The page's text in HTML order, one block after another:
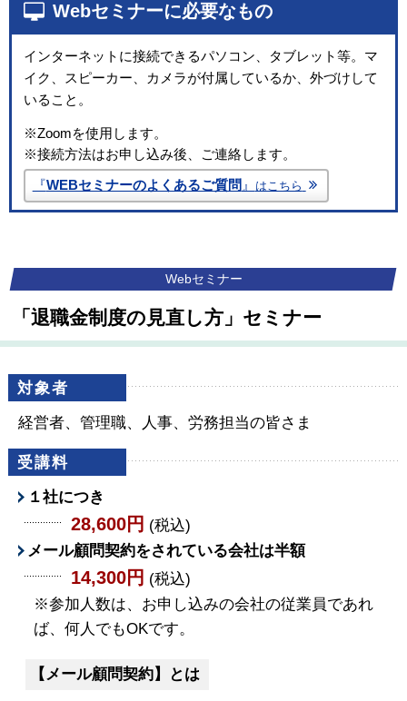
Webセミナーに必要なもの
インターネットに接続できるパソコン、タブレット等。マ
イク、スピーカー、カメラが付属しているか、外づけして
いること。
※Zoomを使用します。
※接続方法はお申し込み後、ご連絡します。
『WEBセミナーのよくあるご質問 』 はこちら
Webセミナー
「退職金制度の見直し方」セミナー
対象者
経営者、管理職、人事、労務担当の皆さま
受講料
１社につき
28,600円 (税込)
メール顧問契約をされている会社は半額
14,300円 (税込)
※参加人数は、お申し込みの会社の従業員であれ
ば、何人でもOKです。
【メール顧問契約】とは